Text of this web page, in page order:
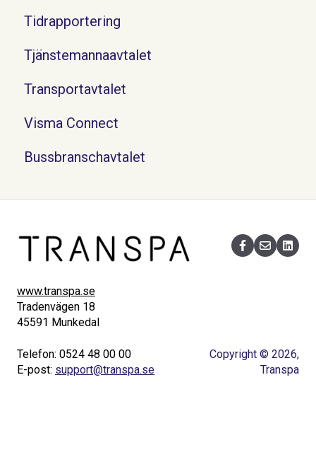
Tidrapportering
Tjänstemannaavtalet
Transportavtalet
Visma Connect
Bussbranschavtalet
www.transpa.se
Tradenvägen 18
45591 Munkedal
Telefon: 0524 48 00 00
E-post: support@transpa.se
Copyright © 2026,
Transpa